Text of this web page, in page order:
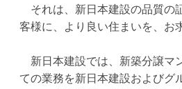
それは、新日本建設の品質の
客様に、より良い住まいを、お
新日本建設では、新築分譲マ
ての業務を新日本建設およびグ